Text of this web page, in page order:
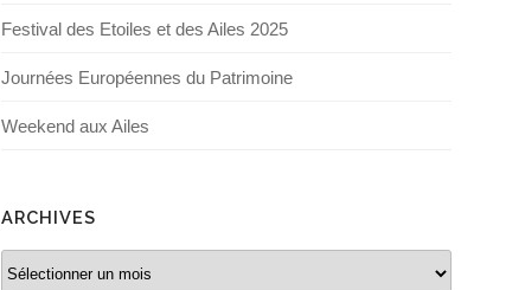
Festival des Etoiles et des Ailes 2025
Journées Européennes du Patrimoine
Weekend aux Ailes
ARCHIVES
Archives